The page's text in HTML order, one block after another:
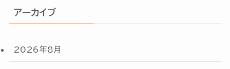
アーカイブ
2026年8月